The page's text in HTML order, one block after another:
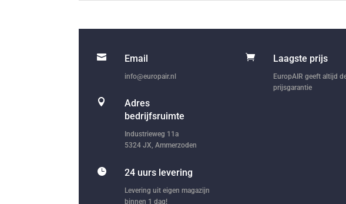
 Email
info@europair.nl

Adres
bedrijfsruimte
Industrieweg 11a
5324 JX, Ammerzoden
 24 uurs levering
Levering uit eigen magazijn
binnen 1 dag!
 Laagste prijs
EuropAIR geeft altijd
prijsgarantie